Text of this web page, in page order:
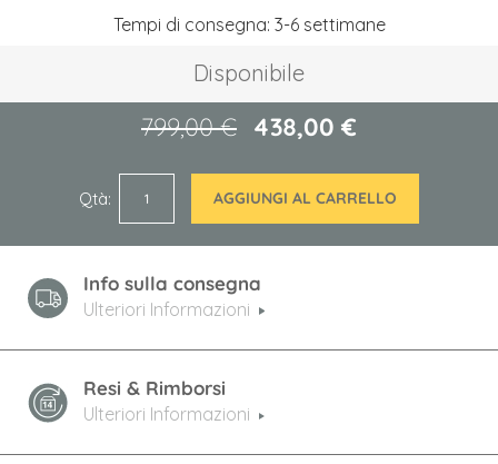
Tempi di consegna: 3-6 settimane
Disponibile
438,00 €
799,00 €
Qtà AGGIUNGI AL CARRELLO
Info sulla consegna
Ulteriori Informazioni
Resi & Rimborsi
Ulteriori Informazioni